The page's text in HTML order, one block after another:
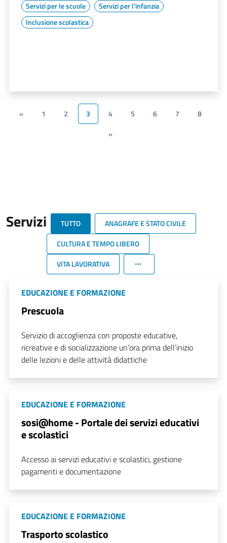
Servizi per le scuole
Servizi per l'infanzia
Inclusione scolastica
« 1 2 3 4 5 6 7
8
»
Servizi TUTTO
ANAGRAFE E STATO CIVILE
CULTURA E TEMPO LIBERO
VITA LAVORATIVA
EDUCAZIONE E FORMAZIONE
Prescuola
Servizio di accoglienza con proposte educative,
ricreative e di socializzazione un’ora prima dell’inizio
delle lezioni e delle attività didattiche
EDUCAZIONE E FORMAZIONE
sosi@home - Portale dei servizi educativi
e scolastici
Accesso ai servizi educativi e scolastici, gestione
pagamenti e documentazione
EDUCAZIONE E FORMAZIONE
Trasporto scolastico